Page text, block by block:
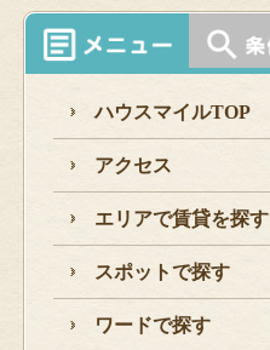
ハウスマイルTOP
アクセス
エリアで賃貸を探す
スポットで探す
ワードで探す